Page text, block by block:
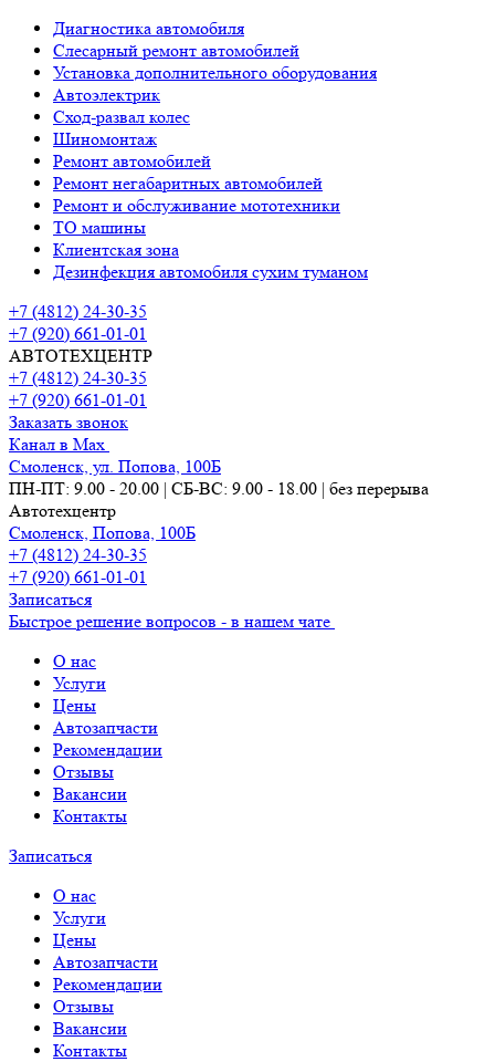
Диагностика автомобиля
Слесарный ремонт автомобилей
Установка дополнительного оборудования
Автоэлектрик
Сход-развал колес
Шиномонтаж
Ремонт автомобилей
Ремонт негабаритных автомобилей
Ремонт и обслуживание мототехники
ТО машины
Клиентская зона
Дезинфекция автомобиля сухим туманом
+7 (4812) 24-30-35
+7 (920) 661-01-01
АВТОТЕХЦЕНТР
+7 (4812) 24-30-35
+7 (920) 661-01-01
Заказать звонок
Канал в Max
Смоленск, ул. Попова, 100Б
ПН-ПТ: 9.00 - 20.00 | СБ-ВС: 9.00 - 18.00 | без перерыва
Автотехцентр
Смоленск, Попова, 100Б
+7 (4812) 24-30-35
+7 (920) 661-01-01
Записаться
Быстрое решение вопросов - в нашем чате
О нас
Услуги
Цены
Автозапчасти
Рекомендации
Отзывы
Вакансии
Контакты
Записаться
О нас
Услуги
Цены
Автозапчасти
Рекомендации
Отзывы
Вакансии
Контакты